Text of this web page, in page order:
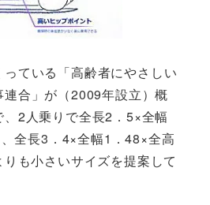
ている「高齢者にやさしい
連合」が（2009年設立）概
2人乗りで全長2．5×全幅
全長3．4×全幅1．48×全高
も小さいサイズを提案して